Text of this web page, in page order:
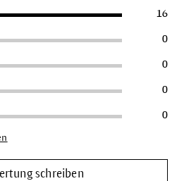
16
0
0
0
0
schreiben